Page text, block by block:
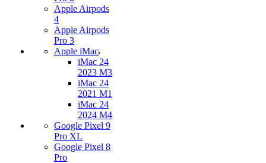
Apple Airpods
4
Apple Airpods
Pro 3
Apple iMac
iMac 24
2023 M3
iMac 24
2021 M1
iMac 24
2024 M4
Google Pixel 9
Pro XL
Google Pixel 8
Pro